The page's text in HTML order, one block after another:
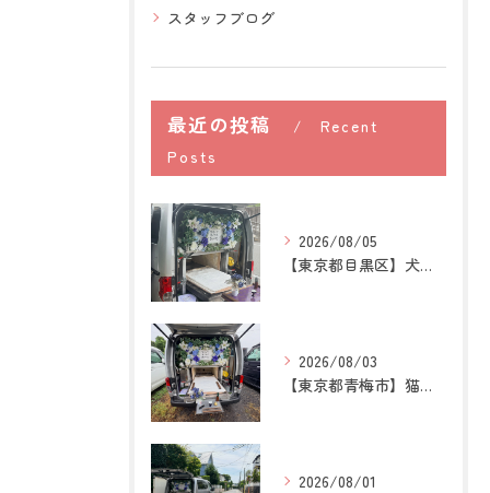
スタッフブログ
最近の投稿
Recent
Posts
2026/08/05
【東京都目黒区】犬の訪問ペット火葬｜住み慣れた場所で心穏やか...
2026/08/03
【東京都青梅市】猫の訪問ペット火葬｜後悔しないために知ってお...
2026/08/01